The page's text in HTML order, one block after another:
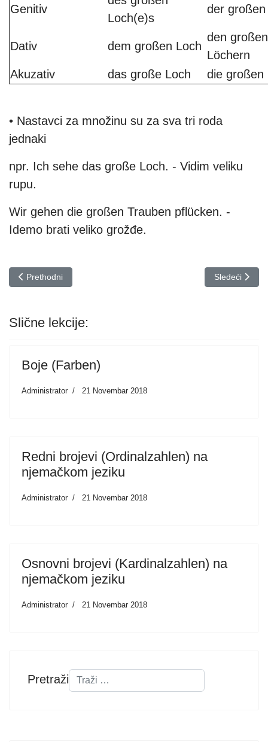
Genitiv
Loch(e)s
der
Dativ dem großen Loch
den großen
Löchern
Akuzativ
das große Loch die großen
• Nastavci za množinu su za sva tri roda
jednaki
npr. Ich sehe das große Loch. - Vidim veliku
rupu.
Wir gehen die großen Trauben pflücken. -
Idemo brati veliko grožđe.
Prethodni članak: Mješovita deklinacija pridjeva | Njemački jezik
Prethodni Sledeći
Sledeći
Slične lekcije:
Boje (Farben)
Administrator 21 Novembar 2018
Redni brojevi (Ordinalzahlen) na
njemačkom jeziku
Administrator 21 Novembar 2018
Osnovni brojevi (Kardinalzahlen) na
njemačkom jeziku
Administrator 21 Novembar 2018
Pretraži